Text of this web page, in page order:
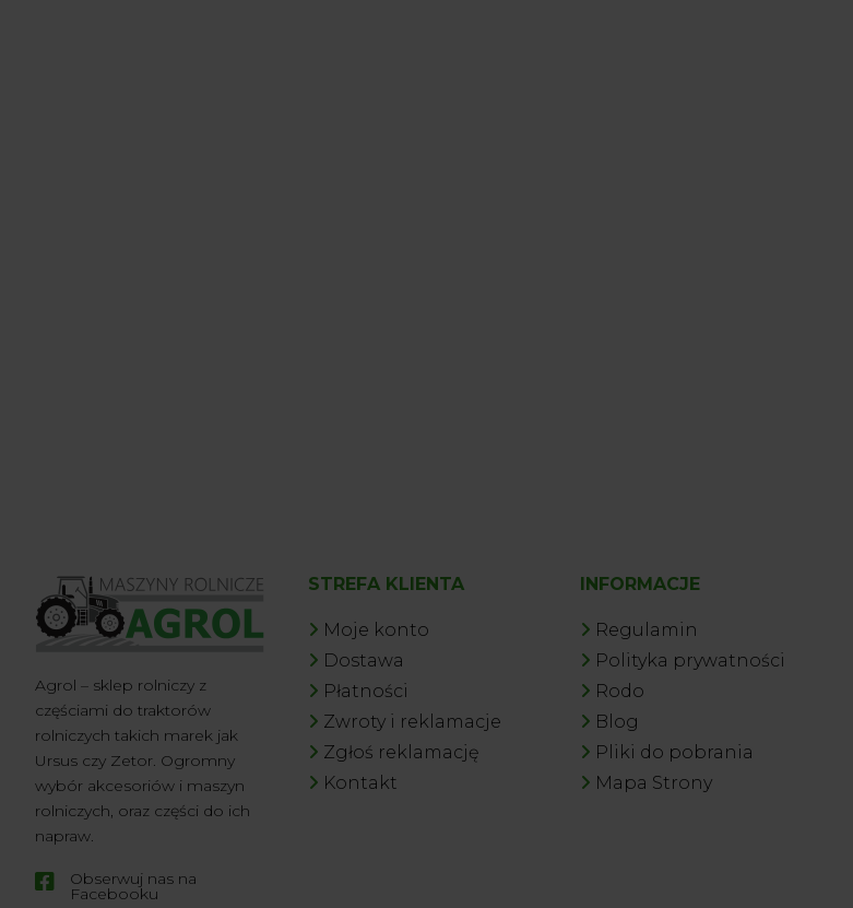
Agrol – sklep rolniczy z
częściami do traktorów
rolniczych takich marek jak
Ursus czy Zetor. Ogromny
wybór akcesoriów i maszyn
rolniczych, oraz części do ich
napraw.
 Obserwuj nas na
Facebooku
STREFA KLIENTA
Moje konto
Dostawa
Płatności
Zwroty i reklamacje
Zgłoś reklamację
Kontakt
INFORMACJE
Regulamin
Polityka prywatności
Rodo
Blog
Pliki do pobrania
Mapa Strony